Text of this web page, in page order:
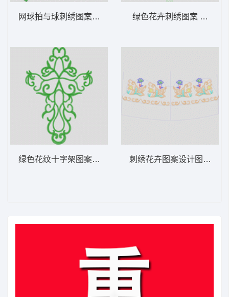
网球拍与球刺绣图案 网球
绿色花纹十字架图案 锁针抽象对称曲线
绿色花卉刺绣图案 抽象单
刺绣花卉图案设计图 花条